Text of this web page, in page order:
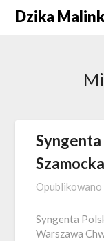
SkipDzika
Syngenta
Opublikowano
Syngenta
Warszawa